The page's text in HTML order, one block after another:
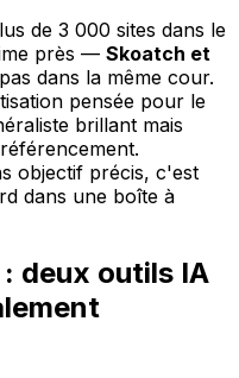
de 3 000 sites dans le
près — Skoatch et
dans la même cour.
pensée pour le
brillant mais
objectif précis, c'est
dans une boîte à
deux outils IA